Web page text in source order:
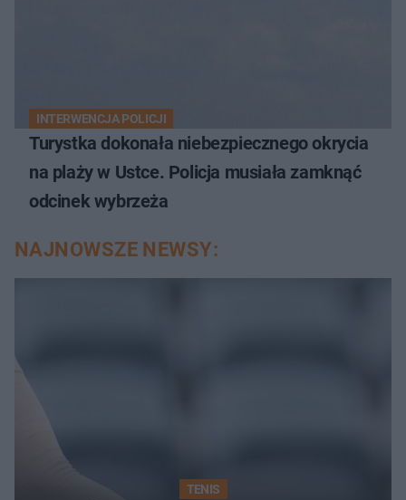
INTERWENCJA POLICJI
Turystka dokonała niebezpiecznego okrycia
na plaży w Ustce. Policja musiała zamknąć
odcinek wybrzeża
NAJNOWSZE NEWSY:
TENIS